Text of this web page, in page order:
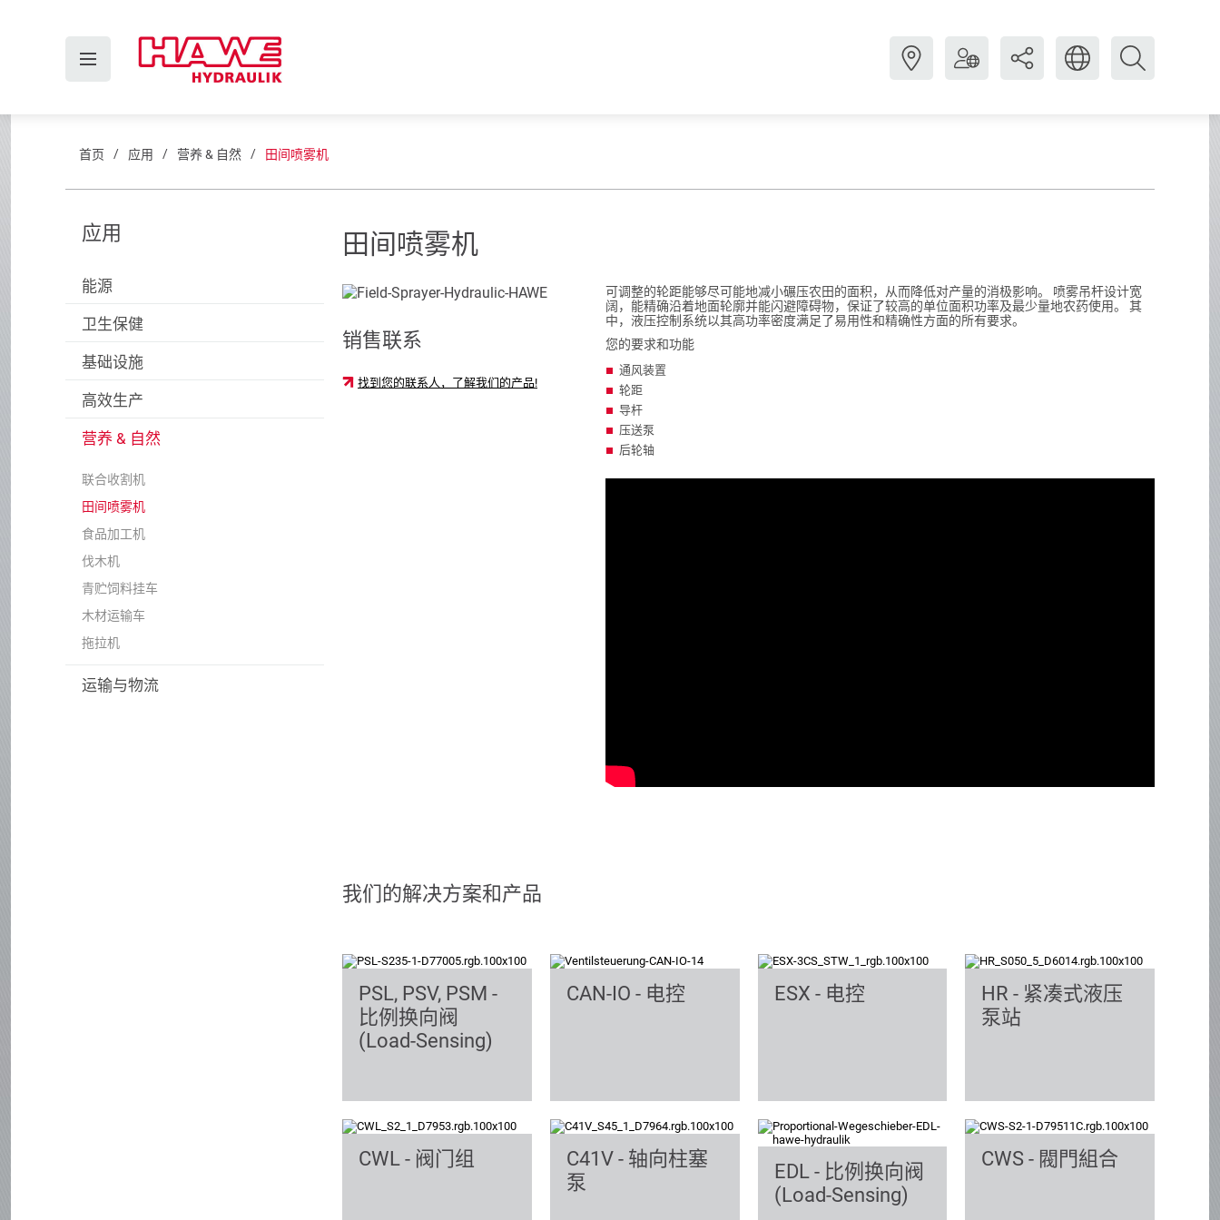
首页 应用 营养 & 自然 田间喷雾机
应用
能源
卫生保健
基础设施
高效生产
营养 & 自然
联合收割机
田间喷雾机
食品加工机
伐木机
青贮饲料挂车
木材运输车
拖拉机
运输与物流
田间喷雾机
可调整的轮距能够尽可能地减小碾压农田的面积，从而降低对产量的消极影响。 喷雾吊杆设计宽
阔，能精确沿着地面轮廓并能闪避障碍物，保证了较高的单位面积功率及最少量地农药使用。 其
中，液压控制系统以其高功率密度满足了易用性和精确性方面的所有要求。
您的要求和功能
通风装置
轮距
导杆
压送泵
后轮轴
销售联系
找到您的联系人，了解我们的产品!
我们的解决方案和产品
PSL, PSV, PSM -
比例换向阀
(Load-Sensing)
CAN-IO - 电控 ESX - 电控
HR - 紧凑式液压
泵站
CWL - 阀门组
C41V - 轴向柱塞
泵
EDL - 比例换向阀
(Load-Sensing)
CWS - 閥門組合